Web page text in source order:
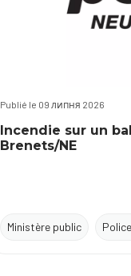
Publié le 09 липня 2026
Incendie sur un
Brenets/NE
Ministère public